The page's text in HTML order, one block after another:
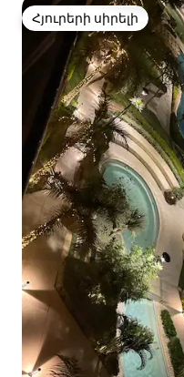
Հյուրերի սիրելի
Հյուրերի սիրելի